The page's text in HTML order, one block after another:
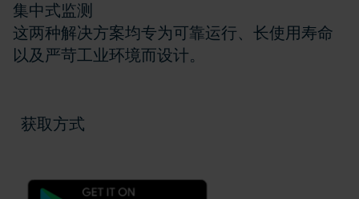
集中式监测
这两种解决方案均专为可靠运行、长使用寿命
以及严苛工业环境而设计。
获取方式